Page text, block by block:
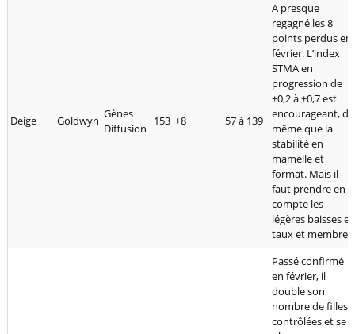
Deige Goldwyn Gènes
Diffusion
153 +8 57 à 139
A presque
regagné les 8
points perdus en
février. L’index
STMA en
progression de
+0,2 à +0,7 est
encourageant, de
même que la
stabilité en
mamelle et
format. Mais il
faut prendre en
compte les
légères baisses en
taux et membres
Passé confirmé
en février, il
double son
nombre de filles
contrôlées et se